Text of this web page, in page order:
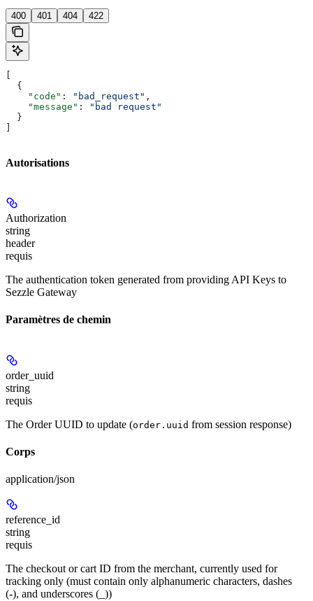
400 401 404 422
[
  {
    "code"
: "bad_request" ,
    "message"
:
"bad request"
  }
]
Autorisations
Authorization
string
header
requis
The authentication token generated from providing API Keys to
Sezzle Gateway
Paramètres de chemin
order_uuid
string
requis
The Order UUID to update (order.uuid from session response)
Corps
application/json
reference_id
string
requis
The checkout or cart ID from the merchant, currently used for
tracking only (must contain only alphanumeric characters, dashes
(-), and underscores (_))